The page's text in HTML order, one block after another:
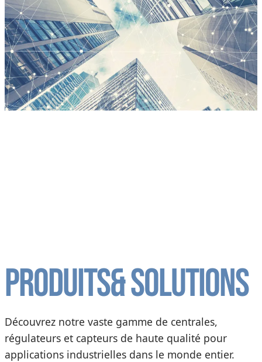
Produits& solutions
Découvrez notre vaste gamme de centrales,
régulateurs et capteurs de haute qualité pour
applications industrielles dans le monde entier.